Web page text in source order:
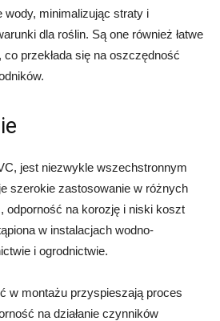
minimalizując straty i
dla roślin. Są one również łatwe
przekłada się na oszczędność
jest niezwykle wszechstronnym
szerokie zastosowanie w różnych
odporność na korozję i niski koszt
w instalacjach wodno-
i ogrodnictwie.
w montażu przyspieszają proces
na działanie czynników